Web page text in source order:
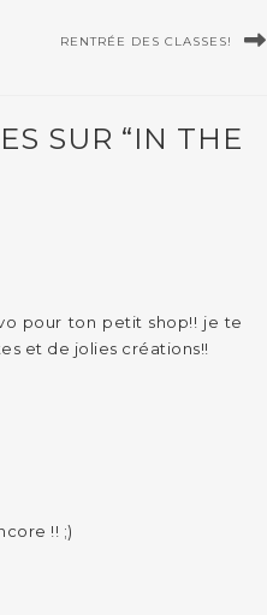
RENTRÉE DES CLASSES!
SUR “IN THE
pour ton petit shop!! je te
et de jolies créations!!
!! ;)